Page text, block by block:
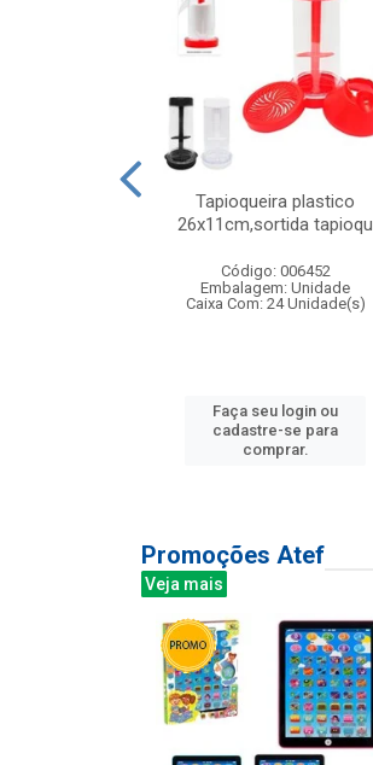
Tapioqueira plastico
26x11cm,sortida tapioqu
Código: 006452
Embalagem: Unidade
Caixa Com: 24 Unidade(s)
Faça seu login ou
cadastre-se para
comprar.
Promoções Atef
Veja mais